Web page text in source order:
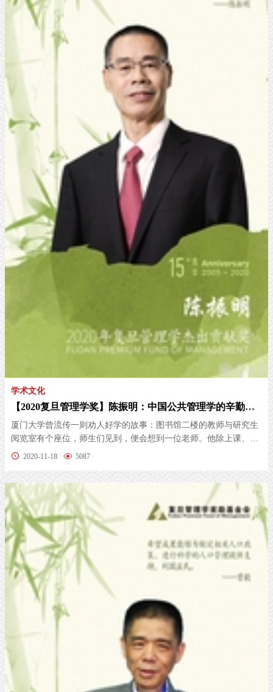
学术文化
【2020复旦管理学奖】陈振明：中国公共管理学的辛勤耕耘者
厦门大学曾流传一则劝人好学的故事：图书馆二楼的教师与研究生
阅览室有个座位，师生们见到，便会想到一位老师。他除上课、开
会或出差...
2020-11-18 5087